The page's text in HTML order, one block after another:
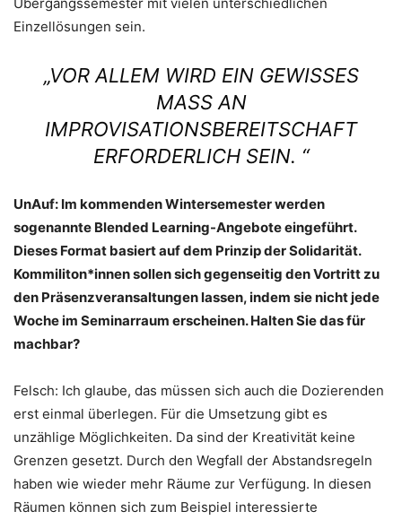
Einzellösungen sein.
„VOR ALLEM WIRD EIN GEWISSES
MASS AN I
MPROVISATIONSBEREITSCHAFT E
RFORDERLICH SEIN. “
UnAuf: Im kommenden Wintersemester werden
sogenannte Blended Learning-Angebote eingeführt.
Dieses Format basiert auf dem Prinzip der Solidarität.
Kommiliton*innen sollen sich gegenseitig den Vortritt zu
den Präsenzveransaltungen lassen, indem sie nicht jede
Woche im Seminarraum erscheinen. Halten Sie das für
machbar?
Felsch: Ich glaube, das müssen sich auch die Dozierenden
erst einmal überlegen. Für die Umsetzung gibt es
unzählige Möglichkeiten. Da sind der Kreativität keine
Grenzen gesetzt. Durch den Wegfall der Abstandsregeln
haben wie wieder mehr Räume zur Verfügung. In diesen
Räumen können sich zum Beispiel interessierte